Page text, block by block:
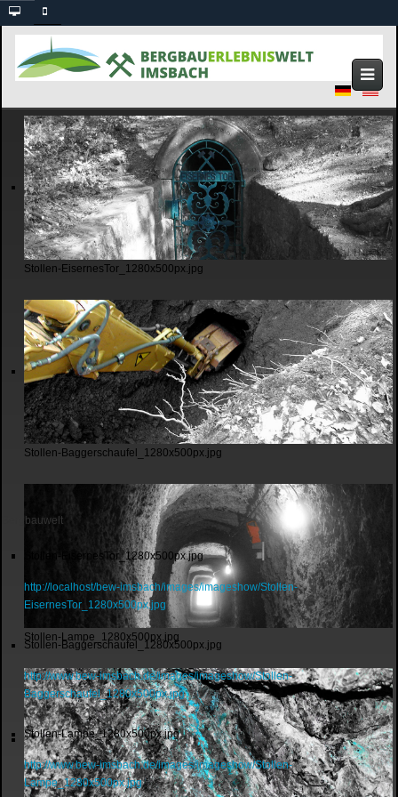
Stollen-EisernesTor_1280x500px.jpg
Stollen-Baggerschaufel_1280x500px.jpg
Stollen-Lampe_1280x500px.jpg
Bergbauwelt
Stollen-EisernesTor_1280x500px.jpg
http://localhost/bew-imsbach/images/imageshow/Stollen-
EisernesTor_1280x500px.jpg
Stollen-Baggerschaufel_1280x500px.jpg
http://www.bew-imsbach.de/images/imageshow/Stollen-
Baggerschaufel_1280x500px.jpg
Stollen-Lampe_1280x500px.jpg
http://www.bew-imsbach.de/images/imageshow/Stollen-
Lampe_1280x500px.jpg